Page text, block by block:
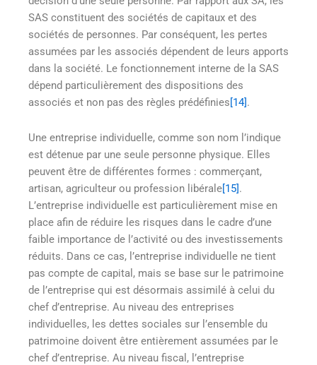
SAS constituent des sociétés de capitaux et des
sociétés de personnes. Par conséquent, les pertes
assumées par les associés dépendent de leurs apports
dans la société. Le fonctionnement interne de la SAS
dépend particulièrement des dispositions des
associés et non pas des règles prédéfinies[14].
Une entreprise individuelle, comme son nom l’indique
est détenue par une seule personne physique. Elles
peuvent être de différentes formes : commerçant,
artisan, agriculteur ou profession libérale[15].
L’entreprise individuelle est particulièrement mise en
place afin de réduire les risques dans le cadre d’une
faible importance de l’activité ou des investissements
réduits. Dans ce cas, l’entreprise individuelle ne tient
pas compte de capital, mais se base sur le patrimoine
de l’entreprise qui est désormais assimilé à celui du
chef d’entreprise. Au niveau des entreprises
individuelles, les dettes sociales sur l’ensemble du
patrimoine doivent être entièrement assumées par le
chef d’entreprise. Au niveau fiscal, l’entreprise